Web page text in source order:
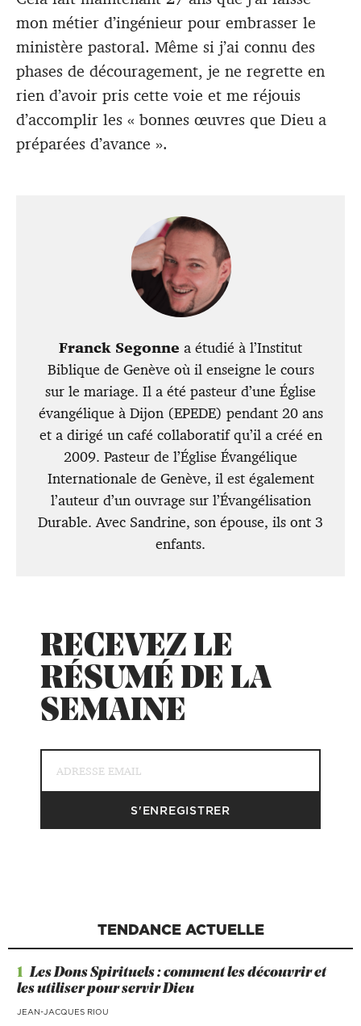
mon métier d’ingénieur pour embrasser le
ministère pastoral. Même si j’ai connu des
phases de découragement, je ne regrette en
rien d’avoir pris cette voie et me réjouis
d’accomplir les « bonnes œuvres que Dieu a
préparées d’avance ».
Franck Segonne a étudié à l’Institut
Biblique de Genève où il enseigne le cours
sur le mariage. Il a été pasteur d’une Église
évangélique à Dijon (EPEDE) pendant 20 ans
et a dirigé un café collaboratif qu’il a créé en
2009. Pasteur de l’Église Évangélique
Internationale de Genève, il est également
l’auteur d’un ouvrage sur l’Évangélisation
Durable. Avec Sandrine, son épouse, ils ont 3
enfants.
RECEVEZ LE
RÉSUMÉ DE LA
SEMAINE
TENDANCE ACTUELLE
1 Les Dons Spirituels : comment les découvrir et
les utiliser pour servir Dieu
JEAN-JACQUES RIOU